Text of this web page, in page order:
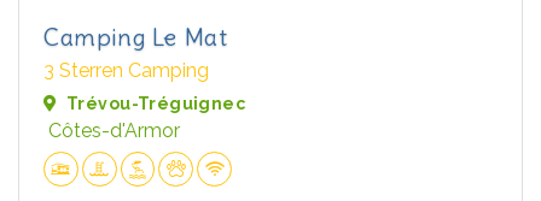
Camping Le Mat
3 Sterren Camping
Trévou-Tréguignec
Côtes-d'Armor